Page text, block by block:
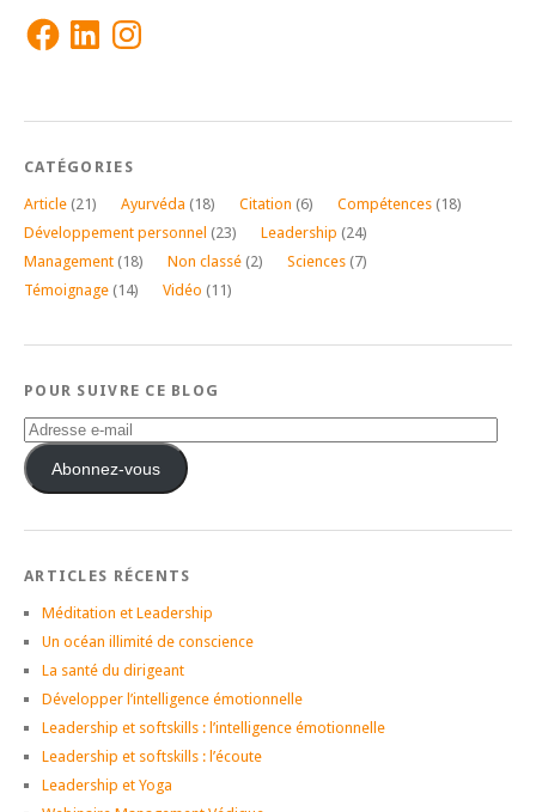
FacebookLinkedInInstagram
CATÉGORIES
Article (21) Ayurvéda (18) Citation (6) Compétences (18)
Développement personnel (23) Leadership (24)
Management (18) Non classé (2) Sciences (7)
Témoignage (14) Vidéo (11)
POUR SUIVRE CE BLOG
Adresse
e-
mail Abonnez-vous
ARTICLES RÉCENTS
Méditation et Leadership
Un océan illimité de conscience
La santé du dirigeant
Développer l’intelligence émotionnelle
Leadership et softskills : l’intelligence émotionnelle
Leadership et softskills : l’écoute
Leadership et Yoga